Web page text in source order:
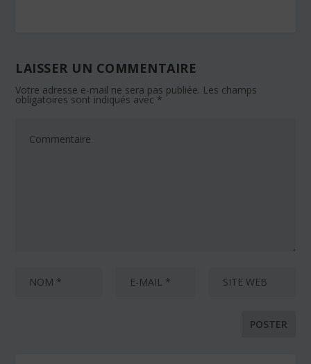
LAISSER UN COMMENTAIRE
Votre adresse e-mail ne sera pas publiée. Les champs
obligatoires sont indiqués avec *